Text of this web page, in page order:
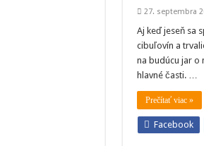
27. septembra
Aj keď jeseň sa
cibuľovín a
na budúcu jar o
hlavné časti. …
Prečítať viac »
Facebook